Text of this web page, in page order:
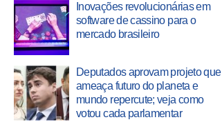
Inovações revolucionárias em
software de cassino para o
mercado brasileiro
Deputados aprovam projeto que
ameaça futuro do planeta e
mundo repercute; veja como
votou cada parlamentar